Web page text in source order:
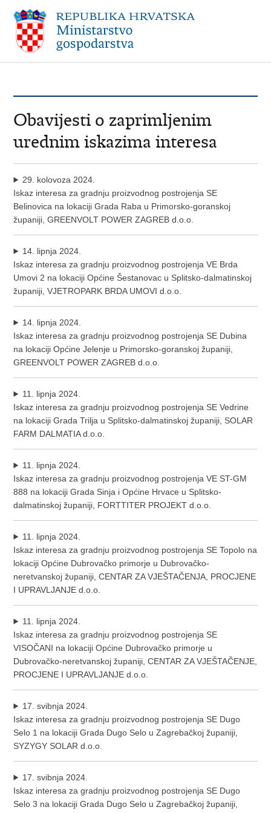
Obavijesti o zaprimljenim
urednim iskazima interesa
29. kolovoza 2024.
Iskaz interesa za gradnju proizvodnog postrojenja SE
Belinovica na lokaciji Grada Raba u Primorsko-goranskoj
županiji, GREENVOLT POWER ZAGREB d.o.o.
14. lipnja 2024.
Iskaz interesa za gradnju proizvodnog postrojenja VE Brda
Umovi 2 na lokaciji Općine Šestanovac u Splitsko-dalmatinskoj
županiji, VJETROPARK BRDA UMOVI d.o.o.
14. lipnja 2024.
Iskaz interesa za gradnju proizvodnog postrojenja SE Dubina
na lokaciji Općine Jelenje u Primorsko-goranskoj županiji,
GREENVOLT POWER ZAGREB d.o.o.
11. lipnja 2024.
Iskaz interesa za gradnju proizvodnog postrojenja SE Vedrine
na lokaciji Grada Trilja u Splitsko-dalmatinskoj županiji, SOLAR
FARM DALMATIA d.o.o.
11. lipnja 2024.
Iskaz interesa za gradnju proizvodnog postrojenja VE ST-GM
888 na lokaciji Grada Sinja i Općine Hrvace u Splitsko-
dalmatinskoj županiji, FORTTITER PROJEKT d.o.o.
11. lipnja 2024.
Iskaz interesa za gradnju proizvodnog postrojenja SE Topolo na
lokaciji Općine Dubrovačko primorje u Dubrovačko-
neretvanskoj županiji, CENTAR ZA VJEŠTAČENJA, PROCJENE
I UPRAVLJANJE d.o.o.
11. lipnja 2024.
Iskaz interesa za gradnju proizvodnog postrojenja SE
VISOČANI na lokaciji Općine Dubrovačko primorje u
Dubrovačko-neretvanskoj županiji, CENTAR ZA VJEŠTAČENJE,
PROCJENE I UPRAVLJANJE d.o.o.
17. svibnja 2024.
Iskaz interesa za gradnju proizvodnog postrojenja SE Dugo
Selo 1 na lokaciji Grada Dugo Selo u Zagrebačkoj županiji,
SYZYGY SOLAR d.o.o.
17. svibnja 2024.
Iskaz interesa za gradnju proizvodnog postrojenja SE Dugo
Selo 3 na lokaciji Grada Dugo Selo u Zagrebačkoj županiji,